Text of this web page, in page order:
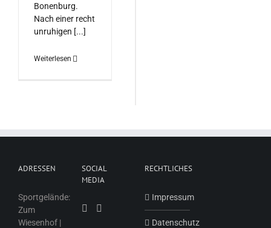
Bonenburg.
Nach einer recht
unruhigen [...]
Weiterlesen
ADRESSEN
Sportgelände:
Zum
Wiesenhof |
SOCIAL
MEDIA
RECHTLICHES
Impressum
Datenschutz